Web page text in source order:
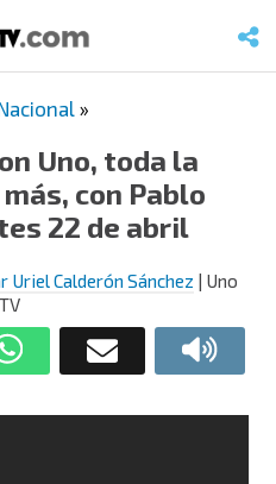
»
Uno, toda la
con Pablo
22 de abril
Uriel Calderón Sánchez | Uno
TV